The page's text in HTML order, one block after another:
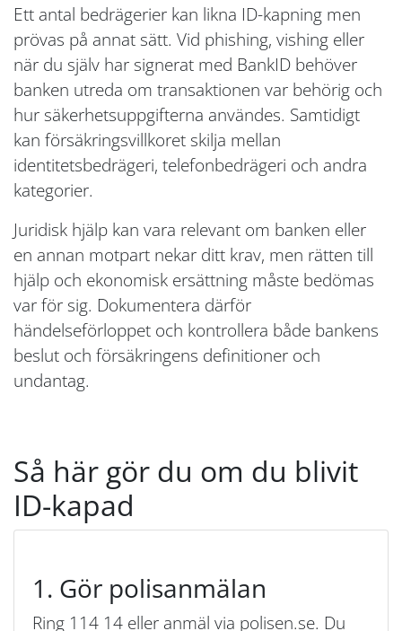
Ett antal bedrägerier kan likna ID-kapning men
prövas på annat sätt. Vid phishing, vishing eller
när du själv har signerat med BankID behöver
banken utreda om transaktionen var behörig och
hur säkerhetsuppgifterna användes. Samtidigt
kan försäkringsvillkoret skilja mellan
identitetsbedrägeri, telefonbedrägeri och andra
kategorier.
Juridisk hjälp kan vara relevant om banken eller
en annan motpart nekar ditt krav, men rätten till
hjälp och ekonomisk ersättning måste bedömas
var för sig. Dokumentera därför
händelseförloppet och kontrollera både bankens
beslut och försäkringens definitioner och
undantag.
Så här gör du om du blivit
ID-kapad
1. Gör polisanmälan
Ring 114 14 eller anmäl via polisen.se. Du